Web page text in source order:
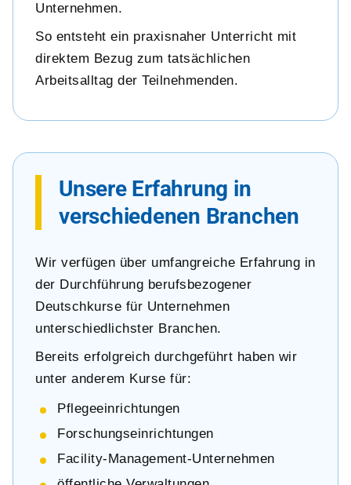
Unternehmen.
So entsteht ein praxisnaher Unterricht mit
direktem Bezug zum tatsächlichen
Arbeitsalltag der Teilnehmenden.
Unsere Erfahrung in
verschiedenen Branchen
Wir verfügen über umfangreiche Erfahrung in
der Durchführung berufsbezogener
Deutschkurse für Unternehmen
unterschiedlichster Branchen.
Bereits erfolgreich durchgeführt haben wir
unter anderem Kurse für:
Pflegeeinrichtungen
Forschungseinrichtungen
Facility-Management-Unternehmen